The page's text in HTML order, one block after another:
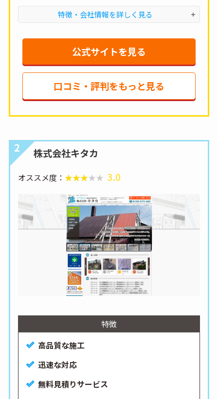
特徴・会社情報を詳しく見る
公式サイトを見る
口コミ・評判をもっと見る
2 株式会社キタカ
オススメ度： 3.0
特徴
高品質な施工
迅速な対応
無料見積りサービス